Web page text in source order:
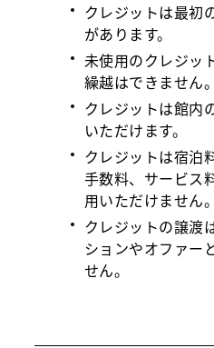
クレジットは最初
があります。
未使用のクレジッ
繰越はできません。
クレジットは館内
いただけます。
クレジットは宿泊
手数料、サービス
用いただけません。
クレジットの譲渡
ションやオファー
せん。